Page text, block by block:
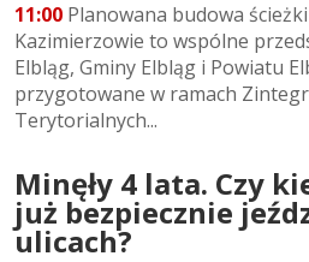
11:00 Planowana budowa
Kazimierzowie to wspólne
Elbląg, Gminy Elbląg i Powiatu
przygotowane w ramach
Terytorialnych...
Minęły 4 lata. Czy
już bezpiecznie
ulicach?